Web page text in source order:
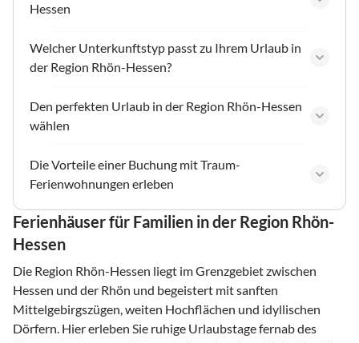
Hessen
Welcher Unterkunftstyp passt zu Ihrem Urlaub in
der Region Rhön-Hessen?
Den perfekten Urlaub in der Region Rhön-Hessen
wählen
Die Vorteile einer Buchung mit Traum-
Ferienwohnungen erleben
Ferienhäuser für Familien in der Region Rhön-
Hessen
Die Region Rhön-Hessen liegt im Grenzgebiet zwischen
Hessen und der Rhön und begeistert mit sanften
Mittelgebirgszügen, weiten Hochflächen und idyllischen
Dörfern. Hier erleben Sie ruhige Urlaubstage fernab des